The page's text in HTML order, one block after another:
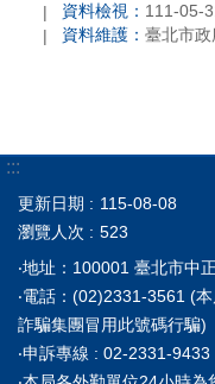
資料檢視： 111-05-
資料維護： 臺北市
:::
更新日期
115-08-08
瀏覽人次
523
‧地址：100001 臺北市中
‧電話：(02)2331-3561 (
詐騙集團冒用此號碼行騙)
‧申訴專線 : 02-2331-9433